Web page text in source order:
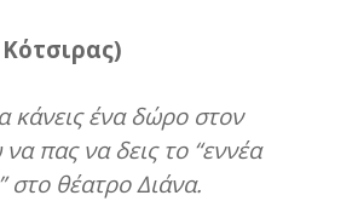
κάνεις ένα δώρο στον
πας να δεις το “εννέα
στο θέατρο Διάνα.